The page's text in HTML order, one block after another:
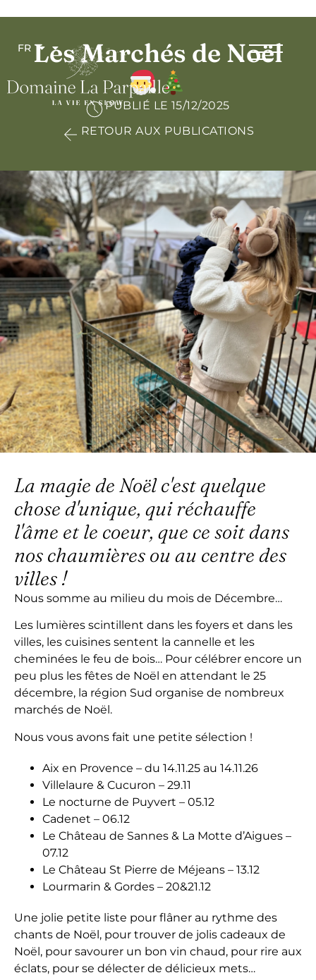
FR Les Marchés de Noël
PUBLIÉ LE 15/12/2025
RETOUR AUX PUBLICATIONS
La magie de Noël c'est quelque
chose d'unique, qui réchauffe
l'âme et le coeur, que ce soit dans
nos chaumières ou au centre des
villes !
Nous somme au milieu du mois de Décembre…
Les lumières scintillent dans les foyers et dans les
villes, les cuisines sentent la cannelle et les
cheminées le feu de bois… Pour célébrer encore un
peu plus les fêtes de Noël en attendant le 25
décembre, la région Sud organise de nombreux
marchés de Noël.
Nous vous avons fait une petite sélection !
Aix en Provence – du 14.11.25 au 14.11.26
Villelaure & Cucuron – 29.11
Le nocturne de Puyvert – 05.12
Cadenet – 06.12
Le Château de Sannes & La Motte d’Aigues –
07.12
Le Château St Pierre de Méjeans – 13.12
Lourmarin & Gordes – 20&21.12
Une jolie petite liste pour flâner au rythme des
chants de Noël, pour trouver de jolis cadeaux de
Noël, pour savourer un bon vin chaud, pour rire aux
éclats, pour se délecter de délicieux mets…